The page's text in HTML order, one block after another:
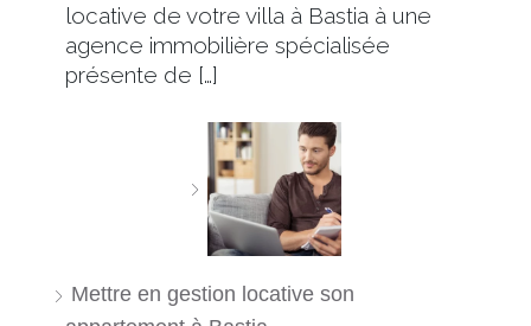
locative de votre villa à Bastia à une
agence immobilière spécialisée
présente de […]
Mettre en gestion locative son